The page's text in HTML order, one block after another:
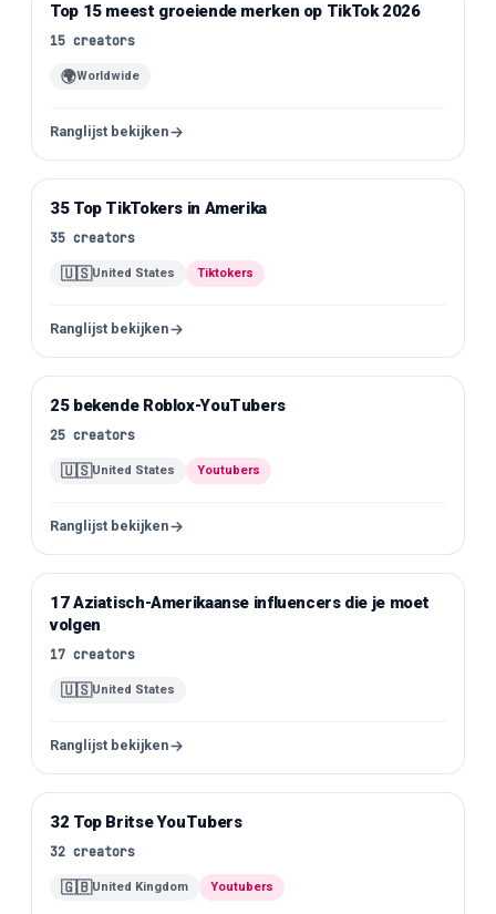
TikTok
Top 15 meest groeiende merken op TikTok 2026
15 creators
🌍Worldwide
Ranglijst bekijken
TikTok
35 Top TikTokers in Amerika
35 creators
🇺🇸United States Tiktokers
Ranglijst bekijken
YouTube
25 bekende Roblox-YouTubers
25 creators
🇺🇸United States Youtubers
Ranglijst bekijken
Instagram
17 Aziatisch-Amerikaanse influencers die je moet
volgen
17 creators
🇺🇸United States
Ranglijst bekijken
YouTube
32 Top Britse YouTubers
32 creators
🇬🇧United Kingdom Youtubers